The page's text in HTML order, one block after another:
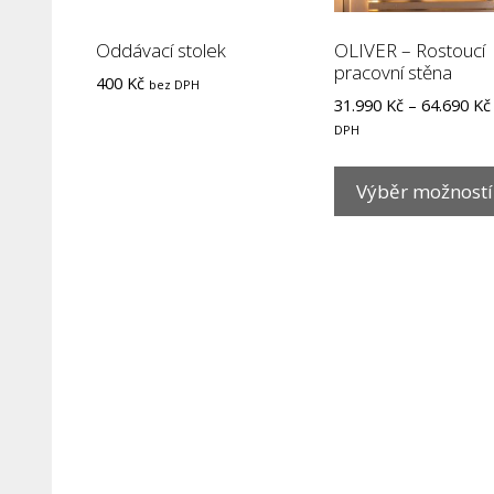
Oddávací stolek
400 Kč bez DPH
OLIVER – Rostoucí
pracovní stěna
31.990 Kč – 64.690 Kč
DPH
Výběr možností